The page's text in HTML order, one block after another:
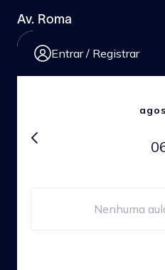
Av. Roma